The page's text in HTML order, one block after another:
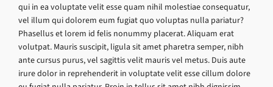
qui in ea voluptate velit esse quam nihil molestiae consequatur,
vel illum qui dolorem eum fugiat quo voluptas nulla pariatur?
Phasellus et lorem id felis nonummy placerat. Aliquam erat
volutpat. Mauris suscipit, ligula sit amet pharetra semper, nibh
ante cursus purus, vel sagittis velit mauris vel metus. Duis aute
irure dolor in reprehenderit in voluptate velit esse cillum dolore